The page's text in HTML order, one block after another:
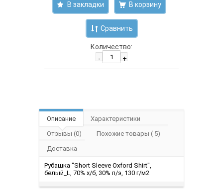
В закладки
Сравнить
Количество:
-
+
Описание
Характеристики
Отзывы (0)
Похожие товары ( 5)
Доставка
Рубашка "Short Sleeve Oxford Shirt",
белый_L, 70% х/б, 30% п/э, 130 г/м2